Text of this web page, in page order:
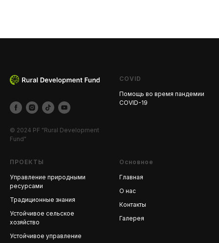
© 2024 PF "Rural Development
Fund"
COVID
Помощь во время пандемии
COVID-19
ПРОЕКТЫ
Управление природными
ресурсами
Традиционные знания
Устойчивое сельское
хозяйство
Устойчивое управление
Основное
Главная
О нас
Контакты
Галерея